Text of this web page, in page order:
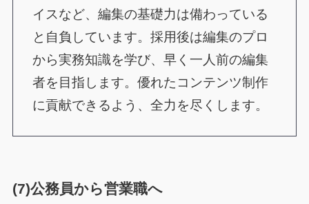
イスなど、編集の基礎力は備わっている
と自負しています。採用後は編集のプロ
から実務知識を学び、早く一人前の編集
者を目指します。優れたコンテンツ制作
に貢献できるよう、全力を尽くします。
(7)公務員から営業職へ